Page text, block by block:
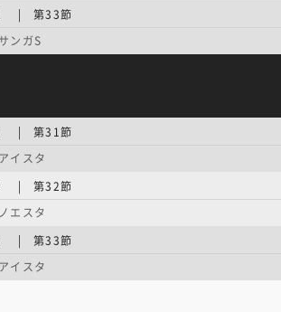
| 第33節
サンガS
| 第31節
アイスタ
| 第32節
ノエスタ
| 第33節
アイスタ